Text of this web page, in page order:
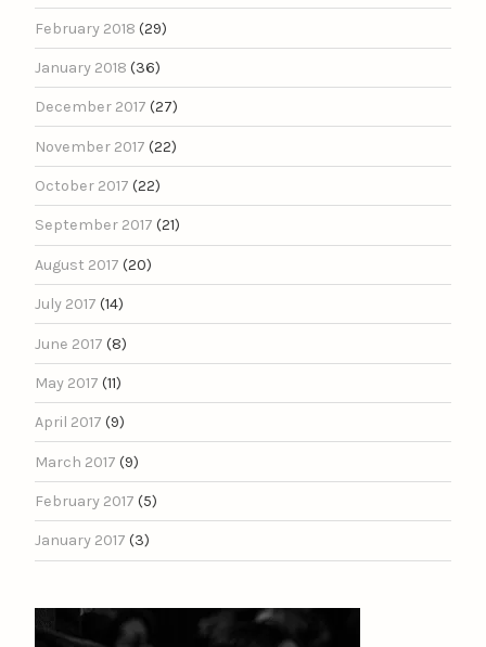
February 2018 (29)
January 2018 (36)
December 2017 (27)
November 2017 (22)
October 2017 (22)
September 2017 (21)
August 2017 (20)
July 2017 (14)
June 2017 (8)
May 2017 (11)
April 2017 (9)
March 2017 (9)
February 2017 (5)
January 2017 (3)